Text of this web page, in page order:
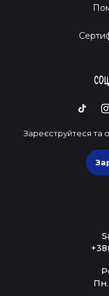
Зареєструйтеся та